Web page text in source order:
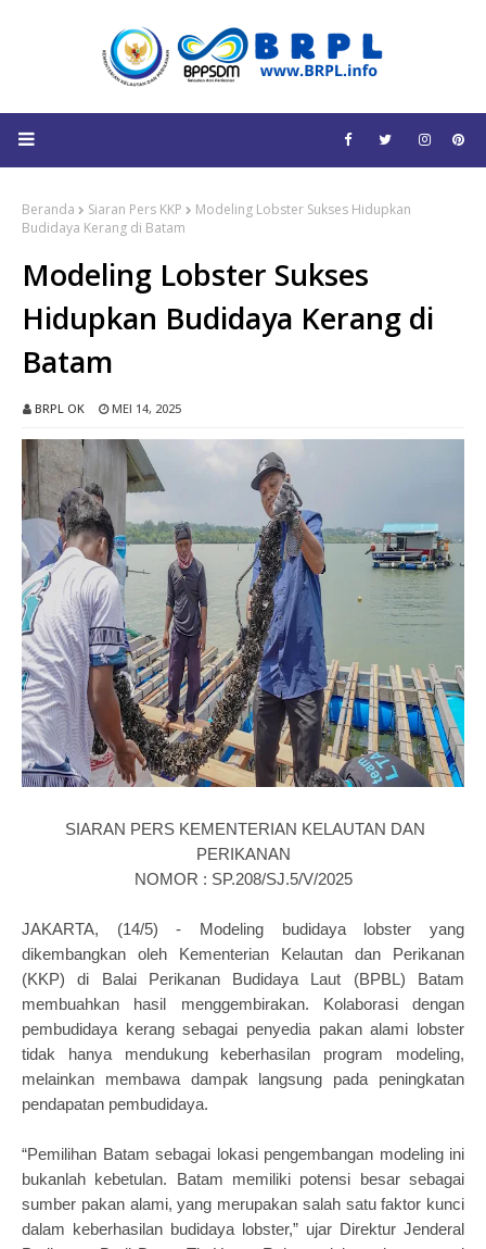
Beranda Siaran Pers KKP
Modeling Lobster Sukses Hidupkan
Budidaya Kerang di Batam
Modeling Lobster Sukses
Hidupkan Budidaya Kerang di
Batam
BRPL OK MEI 14, 2025
SIARAN PERS KEMENTERIAN KELAUTAN DAN
PERIKANAN
NOMOR : SP.208/SJ.5/V/2025
JAKARTA, (14/5) - Modeling budidaya lobster yang
dikembangkan oleh Kementerian Kelautan dan Perikanan
(KKP) di Balai Perikanan Budidaya Laut (BPBL) Batam
membuahkan hasil menggembirakan. Kolaborasi dengan
pembudidaya kerang sebagai penyedia pakan alami lobster
tidak hanya mendukung keberhasilan program modeling,
melainkan membawa dampak langsung pada peningkatan
pendapatan pembudidaya.
“Pemilihan Batam sebagai lokasi pengembangan modeling ini
bukanlah kebetulan. Batam memiliki potensi besar sebagai
sumber pakan alami, yang merupakan salah satu faktor kunci
dalam keberhasilan budidaya lobster,” ujar Direktur Jenderal